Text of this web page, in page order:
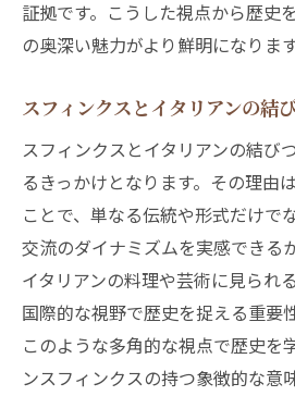
証拠です。こうした視点から歴史
の奥深い魅力がより鮮明になります
スフィンクスとイタリアンの結
スフィンクスとイタリアンの結び
るきっかけとなります。その理由
ことで、単なる伝統や形式だけで
交流のダイナミズムを実感できる
イタリアンの料理や芸術に見られ
国際的な視野で歴史を捉える重要
このような多角的な視点で歴史を
ンスフィンクスの持つ象徴的な意